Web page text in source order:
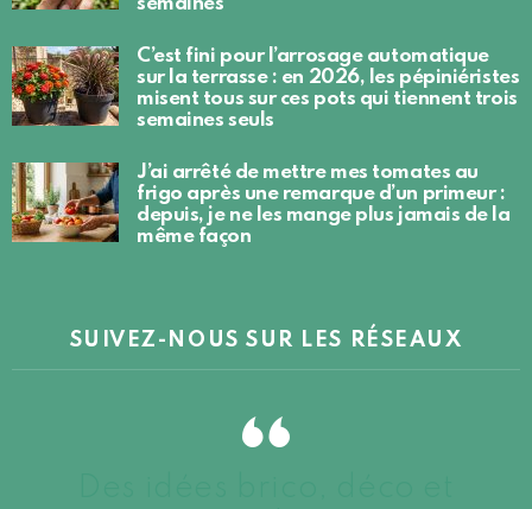
semaines
C’est fini pour l’arrosage automatique
sur la terrasse : en 2026, les pépiniéristes
misent tous sur ces pots qui tiennent trois
semaines seuls
J’ai arrêté de mettre mes tomates au
frigo après une remarque d’un primeur :
depuis, je ne les mange plus jamais de la
même façon
SUIVEZ-NOUS SUR LES RÉSEAUX